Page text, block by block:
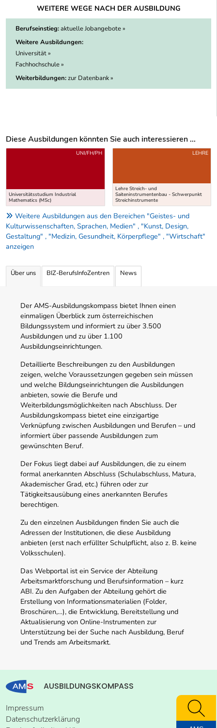
WEITERE WEGE NACH DER AUSBILDUNG
Berufseinstieg:aktuelle Jobangebote »
Weitere Ausbildungen:
Universität »
Fachhochschule »
Weiterbildungen:zur Datenbank »
Diese Ausbildungen könnten Sie auch interessieren ...
Uber weitere Ausbildungsvorschläge
Universitätsstudium Industrial
Mathematics (MSc)
UNI/FH/PH
Lehre Streich- und
Saiteninstrumentenbau - Schwerpunkt
Streichinstrumente
LEHRE
Weitere Ausbildungen aus den Bereichen "Geistes- und
Kulturwissenschaften, Sprachen, Medien" , "Kunst, Design,
Gestaltung" , "Medizin, Gesundheit, Körperpflege" , "Wirtschaft"
anzeigen
Über uns BIZ-BerufsInfoZentren News
Der AMS-Ausbildungskompass bietet Ihnen einen
einmaligen Überblick zum österreichischen
Bildungssystem und informiert zu über 3.500
Ausbildungen und zu über 1.100
Ausbildungseinrichtungen.
Detaillierte Beschreibungen zu den Ausbildungen
zeigen, welche Voraussetzungen gegeben sein müssen
und welche Bildungseinrichtungen die Ausbildungen
anbieten, sowie die Berufe und
Weiterbildungsmöglichkeiten nach Abschluss. Der
Ausbildungskompass bietet eine einzigartige
Verknüpfung zwischen Ausbildungen und Berufen – und
informiert über passende Ausbildungen zum
gewünschten Beruf.
Der Fokus liegt dabei auf Ausbildungen, die zu einem
formal anerkannten Abschluss (Schulabschluss, Matura,
Akademischer Grad, etc.) führen oder zur
Tätigkeitsausübung eines anerkannten Berufes
berechtigen.
Zu den einzelnen Ausbildungen finden Sie auch die
Adressen der Institutionen, die diese Ausbildung
anbieten (erst nach erfüllter Schulpflicht, also z. B. keine
Volksschulen).
Das Webportal ist ein Service der Abteilung
Arbeitsmarktforschung und Berufsinformation – kurz
ABI. Zu den Aufgaben der Abteilung gehört die
Erstellung von Informationsmaterialien (Folder,
Broschüren,…), die Entwicklung, Bereitstellung und
Aktualisierung von Online-Instrumenten zur
Unterstützung bei der Suche nach Ausbildung, Beruf
und Trends am Arbeitsmarkt.
AUSBILDUNGSKOMPASS
Impressum
Datenschutzerklärung